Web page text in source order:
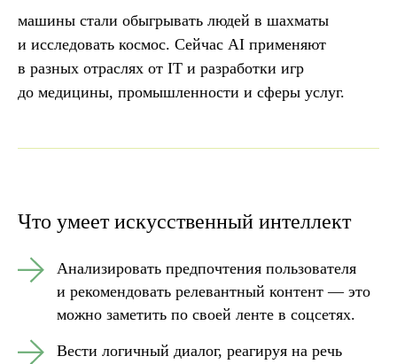
машины стали обыгрывать людей в шахматы
и исследовать космос. Сейчас AI применяют
в разных отраслях от IT и разработки игр
до медицины, промышленности и сферы услуг.
Что умеет искусственный интеллект
Анализировать предпочтения пользователя
и рекомендовать релевантный контент — это
можно заметить по своей ленте в соцсетях.
Вести логичный диалог, реагируя на речь